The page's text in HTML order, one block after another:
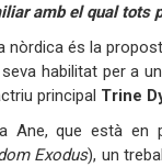
amb el qual tots
nòrdica és la
habilitat per a
principal Trine
Ane, que està
Exodus), un